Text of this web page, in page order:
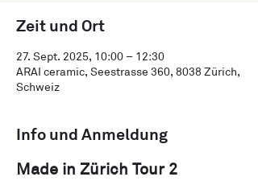
Zeit und Ort
27. Sept. 2025, 10:00 – 12:30
ARAI ceramic, Seestrasse 360, 8038 Zürich,
Schweiz
Info und Anmeldung
Made in Zürich Tour 2